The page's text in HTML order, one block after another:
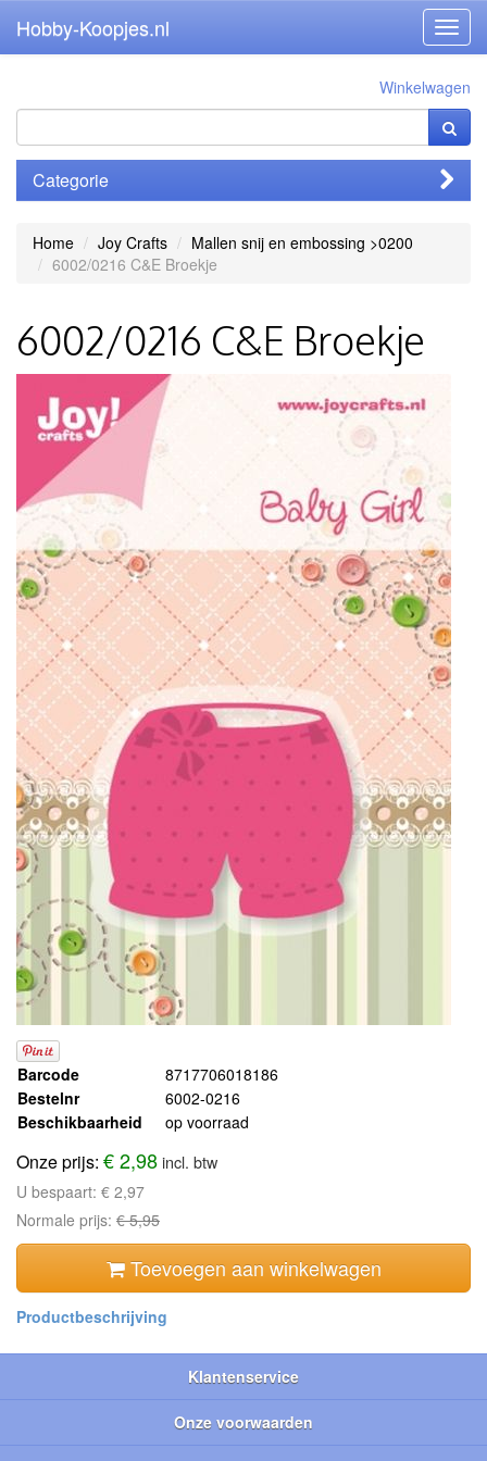
Hobby-Koopjes.nl
Winkelwagen
Categorie
Home Joy Crafts
Mallen snij en embossing >0200
6002/0216 C&E Broekje
6002/0216 C&E Broekje
Barcode
8717706018186
Bestelnr
6002-0216
Beschikbaarheid
op voorraad
Onze prijs: € 2,98incl. btw
U bespaart: € 2,97
Normale prijs: € 5,95
Toevoegen aan winkelwagen
Klantenservice
Onze voorwaarden